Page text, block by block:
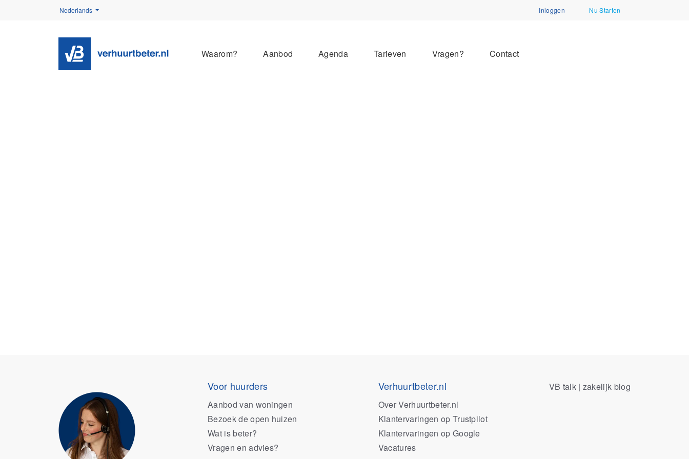
Nederlands Inloggen Nu Starten
Waarom? Aanbod Agenda Tarieven Vragen? Contact
Voor huurders
Aanbod van woningen
Bezoek de open huizen
Wat is beter?
Vragen en advies?
Verhuurtbeter.nl
Over Verhuurtbeter.nl
Klantervaringen op Trustpilot
Klantervaringen op Google
Vacatures
VB talk | zakelijk blog